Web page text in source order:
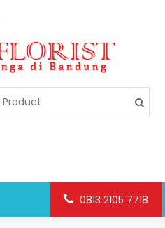
0813 2105 7718